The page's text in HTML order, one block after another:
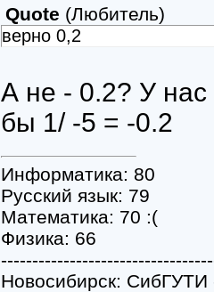
Quote (Любитель)
верно 0,2
А не - 0.2? У нас
бы 1/ -5 = -0.2
Информатика: 80
Русский язык: 79
Математика: 70 :(
Физика: 66
Новосибирск: